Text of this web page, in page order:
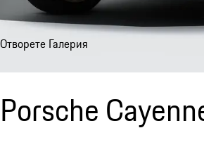
Отворете Галерия
Porsche